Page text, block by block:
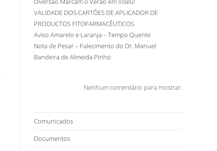
VALIDADE DOS CARTÕES DE APLICADOR DE
PRODUCTOS FITOFARMACÊUTICOS
Aviso Amarelo e Laranja – Tempo Quente
Nota de Pesar – Falecimento do Dr. Manuel
Bandeira de Almeida Pinho
Nenhum comentário para mostrar.
Comunicados
Documentos